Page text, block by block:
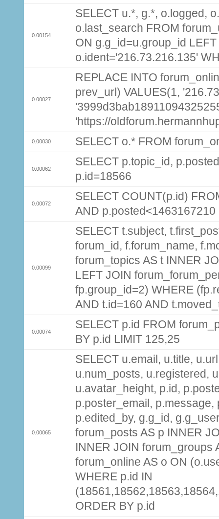
0.00154
SELECT u.*, g.*, o.logged,
o.last_search FROM
ON g.g_id=u.group_id
o.ident='216.73.216.135'
0.00027
REPLACE INTO
prev_url) VALUES(1,
'https://
0.00030 SELECT o.* FROM
0.00062
SELECT p.topic_id,
p.id=18566
0.00072
SELECT COUNT(p.id)
AND p.posted<1463167210
0.00099
SELECT t.subject,
forum_id, f.forum_name,
forum_topics AS t INNER
LEFT JOIN
fp.group_id=2) WHERE
AND t.id=160 AND
0.00074
SELECT p.id FROM
BY p.id LIMIT 125,25
0.00065
SELECT u.email, u.title,
u.num_posts, u.registered,
u.avatar_height, p.id,
p.poster_email,
p.edited_by, g.g_id,
forum_posts AS p INNER
INNER JOIN forum_groups
forum_online AS o ON
WHERE p.id IN
ORDER BY p.id